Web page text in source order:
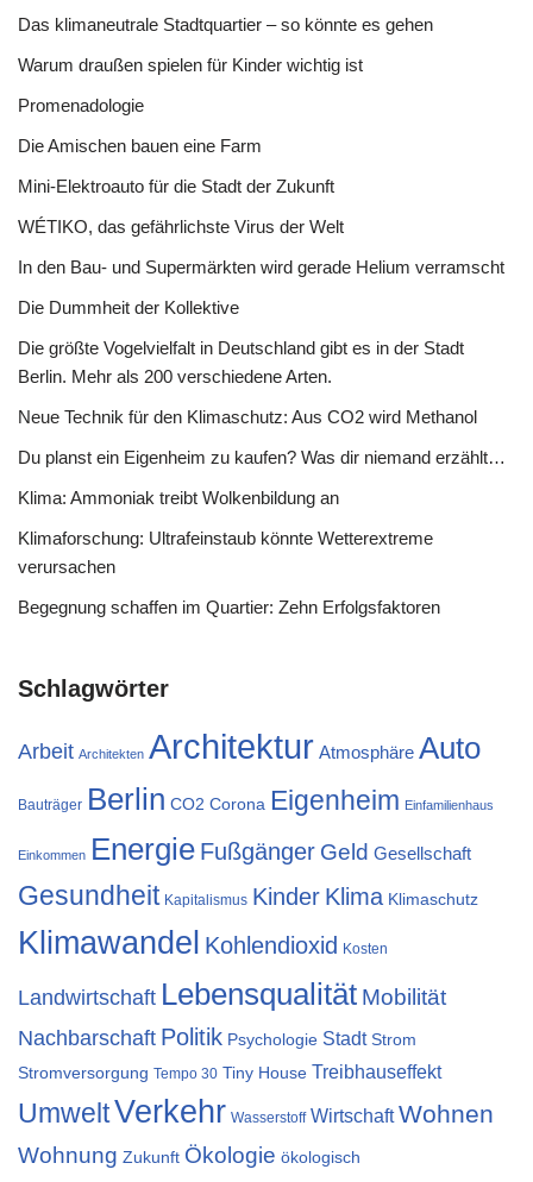
Das klimaneutrale Stadtquartier – so könnte es gehen
Warum draußen spielen für Kinder wichtig ist
Promenadologie
Die Amischen bauen eine Farm
Mini-Elektroauto für die Stadt der Zukunft
WÉTIKO, das gefährlichste Virus der Welt
In den Bau- und Supermärkten wird gerade Helium verramscht
Die Dummheit der Kollektive
Die größte Vogelvielfalt in Deutschland gibt es in der Stadt
Berlin. Mehr als 200 verschiedene Arten.
Neue Technik für den Klimaschutz: Aus CO2 wird Methanol
Du planst ein Eigenheim zu kaufen? Was dir niemand erzählt…
Klima: Ammoniak treibt Wolkenbildung an
Klimaforschung: Ultrafeinstaub könnte Wetterextreme
verursachen
Begegnung schaffen im Quartier: Zehn Erfolgsfaktoren
Schlagwörter
Arbeit Architekten Architektur Atmosphäre Auto
Bauträger Berlin CO2 Corona Eigenheim Einfamilienhaus
Einkommen Energie Fußgänger Geld Gesellschaft
Gesundheit Kapitalismus Kinder Klima Klimaschutz
Klimawandel Kohlendioxid Kosten
Landwirtschaft Lebensqualität Mobilität
Nachbarschaft Politik Psychologie Stadt Strom
Stromversorgung Tempo 30 Tiny House Treibhauseffekt
UmweltVerkehr Wasserstoff Wirtschaft Wohnen
Wohnung Zukunft Ökologie ökologisch